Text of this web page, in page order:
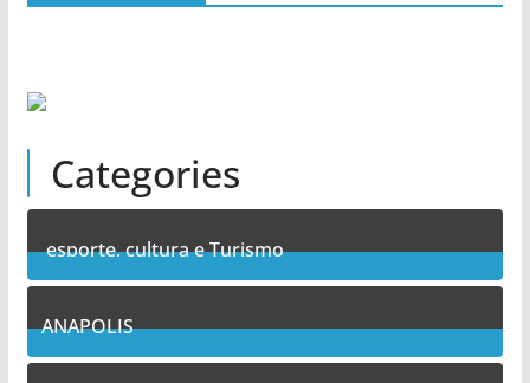
Categories
esporte, cultura e Turismo
7Posts
ANAPOLIS
11Posts